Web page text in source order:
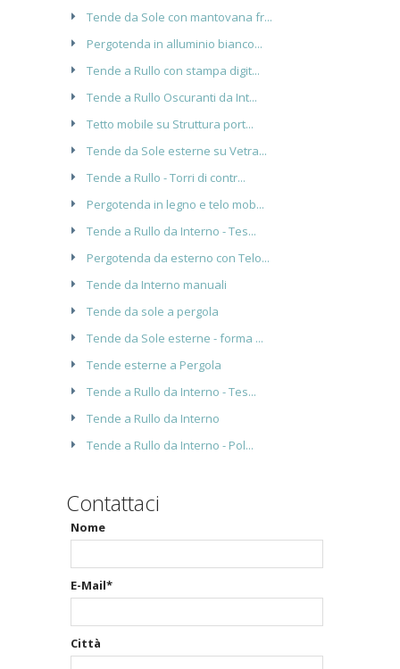
Tende da Sole con mantovana fr...
Pergotenda in alluminio bianco...
Tende a Rullo con stampa digit...
Tende a Rullo Oscuranti da Int...
Tetto mobile su Struttura port...
Tende da Sole esterne su Vetra...
Tende a Rullo - Torri di contr...
Pergotenda in legno e telo mob...
Tende a Rullo da Interno - Tes...
Pergotenda da esterno con Telo...
Tende da Interno manuali
Tende da sole a pergola
Tende da Sole esterne - forma ...
Tende esterne a Pergola
Tende a Rullo da Interno - Tes...
Tende a Rullo da Interno
Tende a Rullo da Interno - Pol...
Contattaci
Nome
E-Mail*
Città